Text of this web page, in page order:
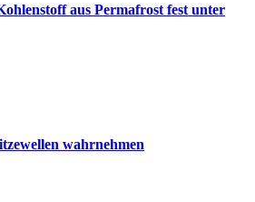
aus Permafrost fest unter
wahrnehmen